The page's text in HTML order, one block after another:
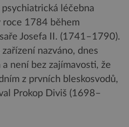
léčebna
roce 1784 během
Josefa II. (1741–1790).
nazváno, dnes
není bez zajímavosti, že
z prvních bleskosvodů,
Prokop Diviš (1698–